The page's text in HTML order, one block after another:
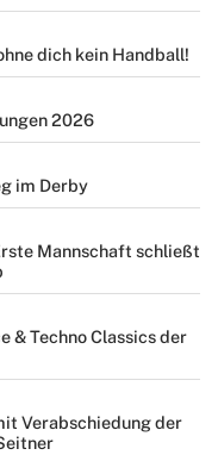
dich kein Handball!
2026
im Derby
Mannschaft schließt
& Techno Classics der
Verabschiedung der